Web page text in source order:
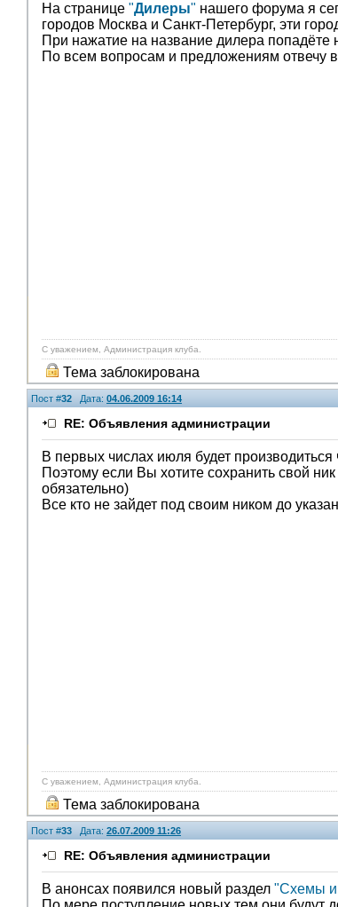
На странице "Дилеры" нашего форума я
городов Москва и Санкт-Петербург, эти
При нажатие на название дилера
По всем вопросам и предложениям отвечу
С уважением, Администрация клуба.
Тема заблокирована
Пост #32 Дата: 04.06.2009 16:14
RE: Объявления администрации
В первых числах июля будет
Поэтому если Вы хотите сохранить свой
обязательно)
Все кто не зайдет под своим ником до
С уважением, Администрация клуба.
Тема заблокирована
Пост #33 Дата: 26.07.2009 11:26
RE: Объявления администрации
В анонсах появился новый раздел "Cхемы и